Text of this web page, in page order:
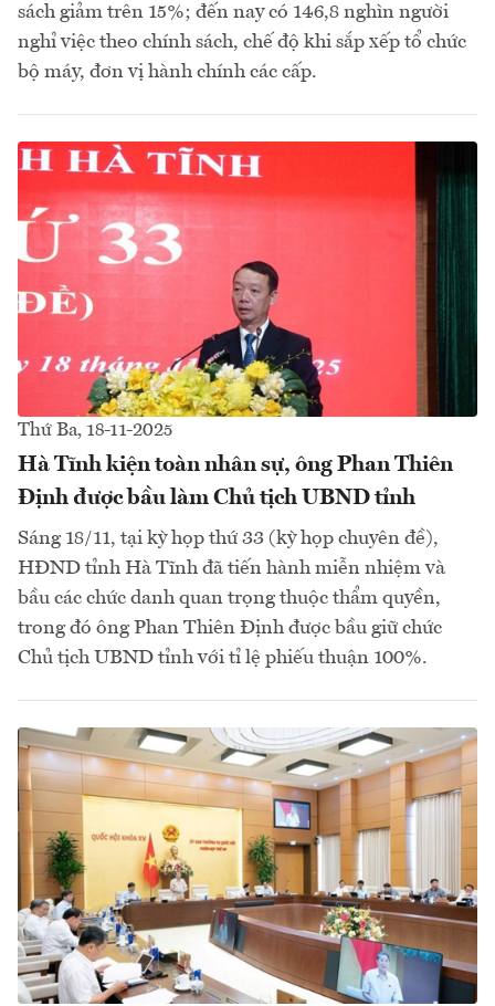
sách giảm trên 15%; đến nay có 146,8 nghìn người
nghỉ việc theo chính sách, chế độ khi sắp xếp tổ chức
bộ máy, đơn vị hành chính các cấp.
Thứ Ba, 18-11-2025
Hà Tĩnh kiện toàn nhân sự, ông Phan Thiên
Định được bầu làm Chủ tịch UBND tỉnh
Sáng 18/11, tại kỳ họp thứ 33 (kỳ họp chuyên đề),
HĐND tỉnh Hà Tĩnh đã tiến hành miễn nhiệm và
bầu các chức danh quan trọng thuộc thẩm quyền,
trong đó ông Phan Thiên Định được bầu giữ chức
Chủ tịch UBND tỉnh với tỉ lệ phiếu thuận 100%.